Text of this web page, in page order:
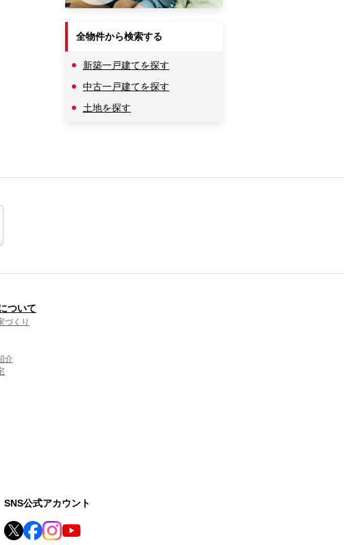
全物件から検索する
新築一戸建てを探す
中古一戸建てを探す
土地を探す
ついて
づくり
介
SNS公式アカウント